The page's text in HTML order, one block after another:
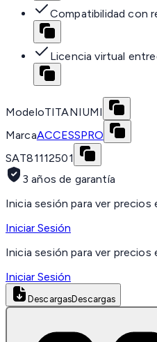
Compatibilidad con
Licencia virtual
ModeloTITANIUMI
MarcaACCESSPRO
SAT81112501
3 años de garantía
Inicia sesión para ver precios
Iniciar Sesión
Inicia sesión para ver precios
Iniciar Sesión
DescargasDescargas